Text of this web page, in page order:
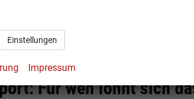
Familienfahrzeug
Für wen lohnt sich
Einstellungen
Impressum